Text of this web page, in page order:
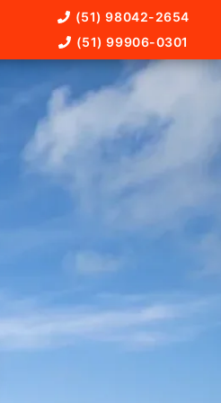
(51) 98042-2654
(51) 99906-0301